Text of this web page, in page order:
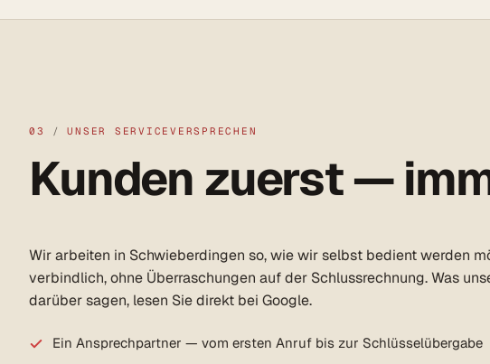
03 / UNSER SERVICEVERSPRECHEN
Kunden zuerst —
Wir arbeiten in Schwieberdingen so, wie wir selbst bedient werden
verbindlich, ohne Überraschungen auf der Schlussrechnung. Was
darüber sagen, lesen Sie direkt bei Google.
Ein Ansprechpartner — vom ersten Anruf bis zur Schlüsselübergabe